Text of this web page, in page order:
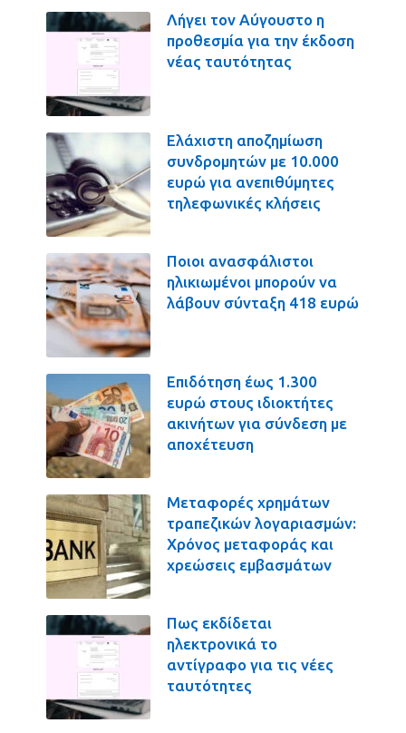
Λήγει τον Αύγουστο η
προθεσμία για την έκδοση
νέας ταυτότητας
Ελάχιστη αποζημίωση
συνδρομητών με 10.000
ευρώ για ανεπιθύμητες
τηλεφωνικές κλήσεις
Ποιοι ανασφάλιστοι
ηλικιωμένοι μπορούν να
λάβουν σύνταξη 418 ευρώ
Επιδότηση έως 1.300
ευρώ στους ιδιοκτήτες
ακινήτων για σύνδεση με
αποχέτευση
Μεταφορές χρημάτων
τραπεζικών λογαριασμών:
Χρόνος μεταφοράς και
χρεώσεις εμβασμάτων
Πως εκδίδεται
ηλεκτρονικά το
αντίγραφο για τις νέες
ταυτότητες